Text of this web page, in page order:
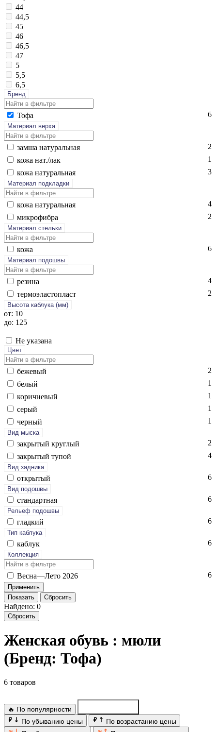
44
44,5
45
46
46,5
47
5
5,5
6,5
Бренд
То­фа 6
Материал верха
зам­ша на­тураль­ная
2
ко­жа нат./лак
1
ко­жа на­тураль­ная
3
Материал подкладки
ко­жа на­тураль­ная
4
мик­ро­фиб­ра
2
Материал стельки
ко­жа 6
Материал подошвы
ре­зина
4
тер­мо­элас­топласт
2
Высота каблука (мм)
от: 10
до: 125
Не указана
Цвет
бе­жевый
2
бе­лый
1
ко­рич­не­вый
1
се­рый
1
чер­ный
1
Вид мыска
зак­ры­тый круг­лый
2
зак­ры­тый ту­пой
4
Вид задника
отк­ры­тый 6
Вид подошвы
стан­дарт­ная 6
Рельеф подошвы
глад­кий 6
Тип каблука
каб­лук 6
Коллекция
Вес­на—Ле­то 2026 6
Показать Сбросить
Найдено: 0
Сбросить
Женская обувь : мюли
(Бренд: Тофа)
6 товаров
🔥 По популярности
₽ По убыванию цены ₽ По возрастанию цены